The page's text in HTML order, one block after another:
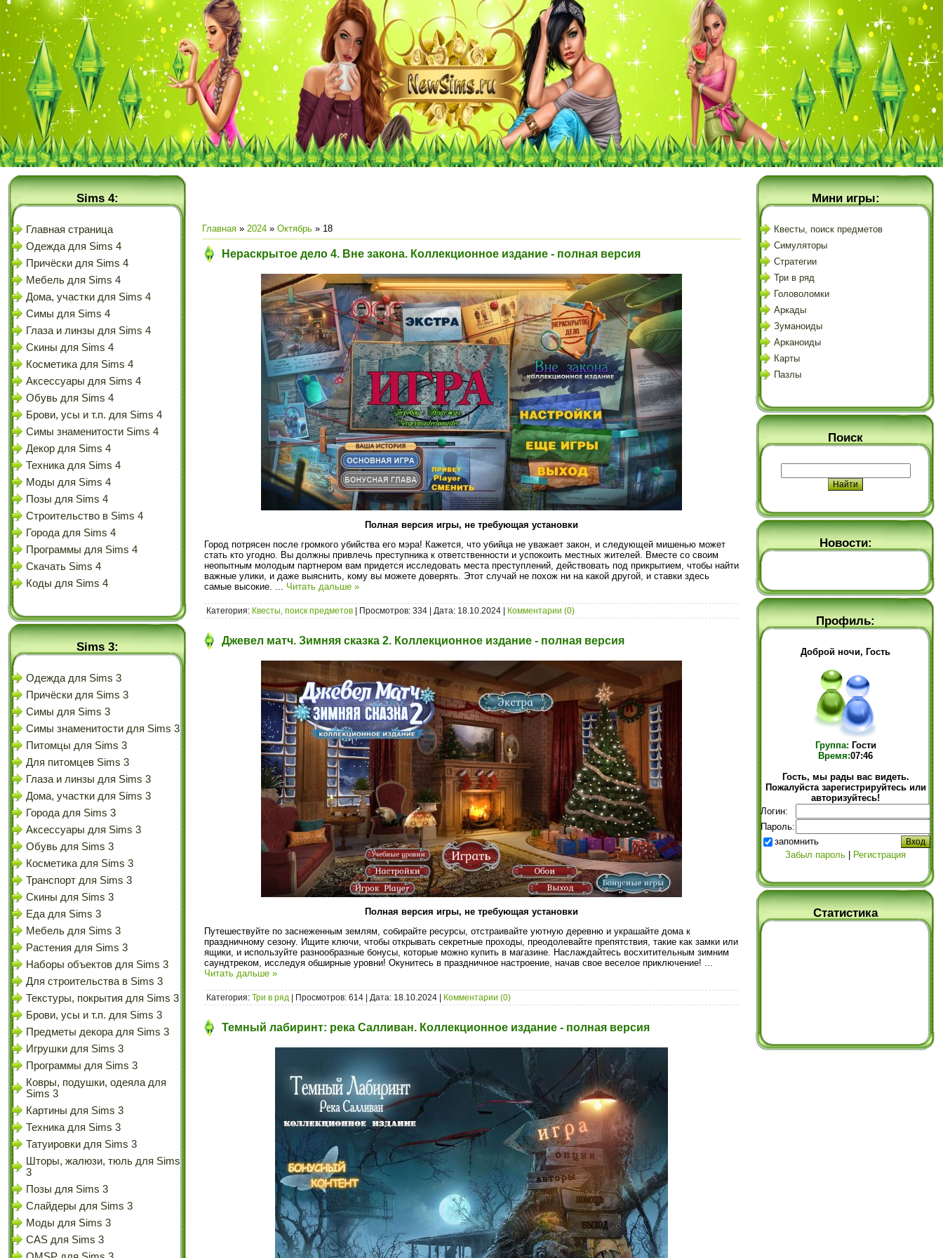
Sims 4:
Главная страница
Одежда для Sims 4
Причёски для Sims 4
Мебель для Sims 4
Дома, участки для Sims 4
Симы для Sims 4
Глаза и линзы для Sims 4
Скины для Sims 4
Косметика для Sims 4
Аксессуары для Sims 4
Обувь для Sims 4
Брови, усы и т.п. для Sims 4
Симы знаменитости Sims 4
Декор для Sims 4
Техника для Sims 4
Моды для Sims 4
Позы для Sims 4
Строительство в Sims 4
Города для Sims 4
Программы для Sims 4
Скачать Sims 4
Коды для Sims 4
Sims 3:
Одежда для Sims 3
Причёски для Sims 3
Симы для Sims 3
Симы знаменитости для Sims 3
Питомцы для Sims 3
Для питомцев Sims 3
Глаза и линзы для Sims 3
Дома, участки для Sims 3
Города для Sims 3
Аксессуары для Sims 3
Обувь для Sims 3
Косметика для Sims 3
Транспорт для Sims 3
Скины для Sims 3
Еда для Sims 3
Мебель для Sims 3
Растения для Sims 3
Наборы объектов для Sims 3
Для строительства в Sims 3
Текстуры, покрытия для Sims 3
Брови, усы и т.п. для Sims 3
Предметы декора для Sims 3
Игрушки для Sims 3
Программы для Sims 3
Ковры, подушки, одеяла для
Sims 3
Картины для Sims 3
Техника для Sims 3
Татуировки для Sims 3
Шторы, жалюзи, тюль для Sims
3
Позы для Sims 3
Слайдеры для Sims 3
Моды для Sims 3
CAS для Sims 3
Главная » 2024 » Октябрь » 18
Нераскрытое дело 4. Вне закона. Коллекционное издание - полная версия
Полная версия игры, не требующая установки
Город потрясен после громкого убийства его мэра! Кажется, что убийца не уважает закон, и следующей мишенью может
стать кто угодно. Вы должны привлечь преступника к ответственности и успокоить местных жителей. Вместе со своим
неопытным молодым партнером вам придется исследовать места преступлений, действовать под прикрытием, чтобы найти
важные улики, и даже выяснить, кому вы можете доверять. Этот случай не похож ни на какой другой, и ставки здесь
самые высокие. ... Читать дальше »
Категория: Квесты, поиск предметов | Просмотров: 334 | Дата: 18.10.2024 | Комментарии (0)
Джевел матч. Зимняя сказка 2. Коллекционное издание - полная версия
Полная версия игры, не требующая установки
Путешествуйте по заснеженным землям, собирайте ресурсы, отстраивайте уютную деревню и украшайте дома к
праздничному сезону. Ищите ключи, чтобы открывать секретные проходы, преодолевайте препятствия, такие как замки или
ящики, и используйте разнообразные бонусы, которые можно купить в магазине. Наслаждайтесь восхитительным зимним
саундтреком, исследуя обширные уровни! Окунитесь в праздничное настроение, начав свое веселое приключение! ...
Читать дальше »
Категория: Три в ряд | Просмотров: 614 | Дата: 18.10.2024 | Комментарии (0)
Темный лабиринт: река Салливан. Коллекционное издание - полная версия
Мини игры:
Квесты, поиск предметов
Симуляторы
Стратегии
Три в ряд
Головоломки
Аркады
Зуманоиды
Арканоиды
Карты
Пазлы
Поиск
Новости:
Профиль:
Доброй ночи, Гость
Группа: Гости
Время:07:46
Гость, мы рады вас видеть.
Пожалуйста зарегистрируйтесь или
авторизуйтесь!
Логин:
Пароль:
запомнить
Забыл пароль
Регистрация
Статистика